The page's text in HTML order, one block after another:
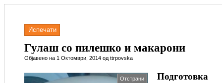
Испечати
Гулаш со пилешко и макарони
Објавено на 1 Октомври, 2014 од ttrpovska
Отстрани Подготовка